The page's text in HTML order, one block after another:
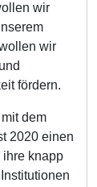
wir
wir
fördern.
dem
2020 einen
ihre knapp